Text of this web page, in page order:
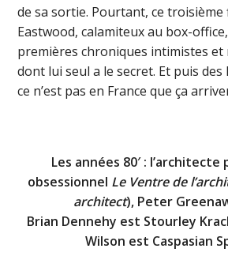
de sa sortie. Pourtant, ce troisième
Eastwood, calamiteux au box-
premières chroniques intimistes et
dont lui seul a le secret. Et puis
ce n’est pas en France que ça
Les années 80′ :
obsessionnel Le Ventre de
architect), Peter
Brian Dennehy est Stourley
Wilson est Caspasian